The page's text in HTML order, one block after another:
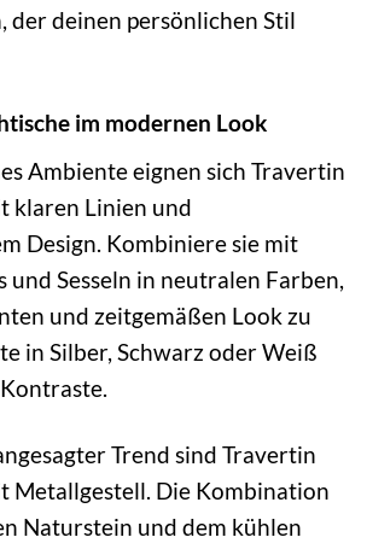
der deinen persönlichen Stil
im modernen Look
Ambiente eignen sich Travertin
klaren Linien und
Design. Kombiniere sie mit
und Sesseln in neutralen Farben,
und zeitgemäßen Look zu
in Silber, Schwarz oder Weiß
Trend sind Travertin
Metallgestell. Die Kombination
Naturstein und dem kühlen